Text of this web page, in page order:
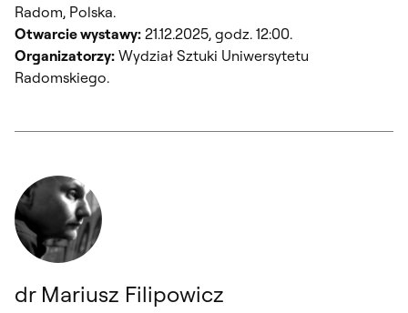
Radom, Polska.
Otwarcie wystawy: 21.12.2025, godz. 12:00.
Organizatorzy: Wydział Sztuki Uniwersytetu
Radomskiego.
dr Mariusz Filipowicz